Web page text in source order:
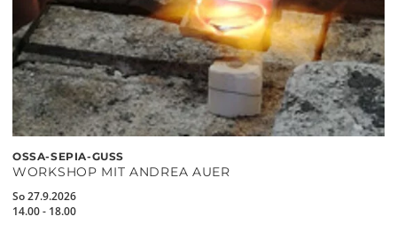
OSSA-SEPIA-GUSS
WORKSHOP MIT ANDREA AUER
So 27.9.2026
14.00 - 18.00